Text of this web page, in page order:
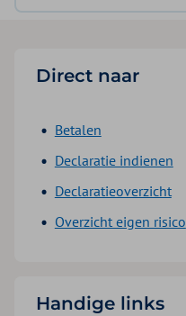
Direct naar
Betalen
Declaratie indienen
Declaratieoverzicht
Overzicht eigen risico
Handige links